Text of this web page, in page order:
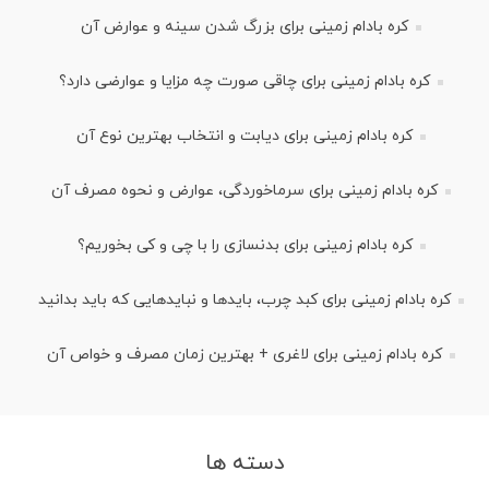
کره بادام زمینی برای بزرگ شدن سینه و عوارض آن
کره بادام زمینی برای چاقی صورت چه مزایا و عوارضی دارد؟
کره بادام زمینی برای دیابت و انتخاب بهترین نوع آن
کره بادام زمینی برای سرماخوردگی، عوارض و نحوه مصرف آن
کره بادام زمینی برای بدنسازی را با چی و کی بخوریم؟
کره بادام زمینی برای کبد چرب، بایدها و نبایدهایی که باید بدانید
کره بادام زمینی برای لاغری + بهترین زمان مصرف و خواص آن
دسته ها